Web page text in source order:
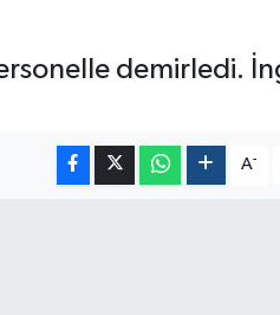
demirledi.
A-